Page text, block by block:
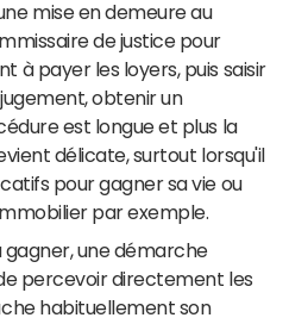
mise en demeure au
de justice pour
à payer les loyers, puis saisir
obtenir un
est longue et plus la
délicate, surtout lorsqu'il
pour gagner sa vie ou
par exemple.
gagner, une démarche
percevoir directement les
habituellement son